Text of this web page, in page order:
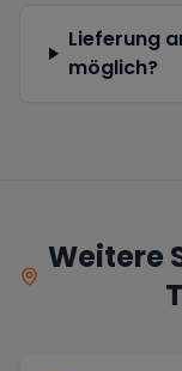
Lieferung
möglich?
Weitere